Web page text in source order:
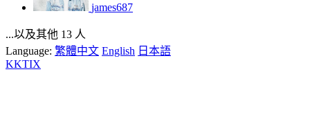
james687
...以及其他 13 人
Language: 繁體中文 English 日本語
KKTIX